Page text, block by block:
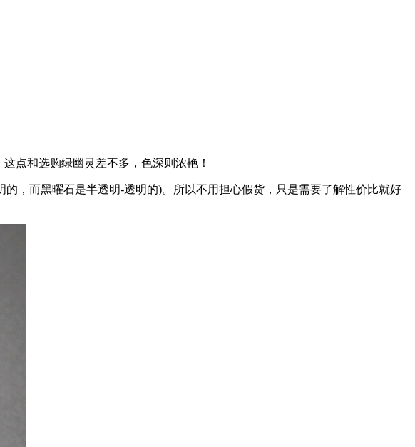
点和选购绿幽灵差不多，色深则浓艳！
，而黑曜石是半透明-透明的)。所以不用担心假货，只是需要了解性价比就好